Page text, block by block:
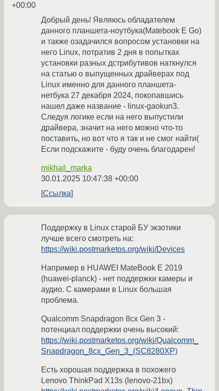
+00:00
Добрый день! Являюсь обладателем
данного планшета-ноутбука(Matebook E Go)
и также озадачился вопросом установки на
него Linux, потратив 2 дня в попытках
установки разных дстрибутивов наткнулся
на статью о выпущенных драйверах под
Linux именно для данного планшета-
нетбука 27 декабря 2024, покопавшись
нашел даже название - linux-gaokun3.
Следуя логике если на него выпустили
драйвера, значит на него можно что-то
поставить, но вот что я так и не смог найти(
Если подскажите - буду очень благодарен!
mikhail_marka
30.01.2025 10:47:38 +00:00
Ссылка
Поддержку в Linux старой БУ экзотики
лучше всего смотреть на:
https://wiki.postmarketos.org/wiki/Devices
Например в HUAWEI MateBook E 2019
(huawei-planck) - нет поддержки камеры и
аудио. С камерами в Linux большая
проблема.
Qualcomm Snapdragon 8cx Gen 3 -
потенциал поддержки очень высокий:
https://wiki.postmarketos.org/wiki/Qualcomm_
Snapdragon_8cx_Gen_3_(SC8280XP)
Есть хорошая поддержка в похожего
Lenovo ThinkPad X13s (lenovo-21bx)